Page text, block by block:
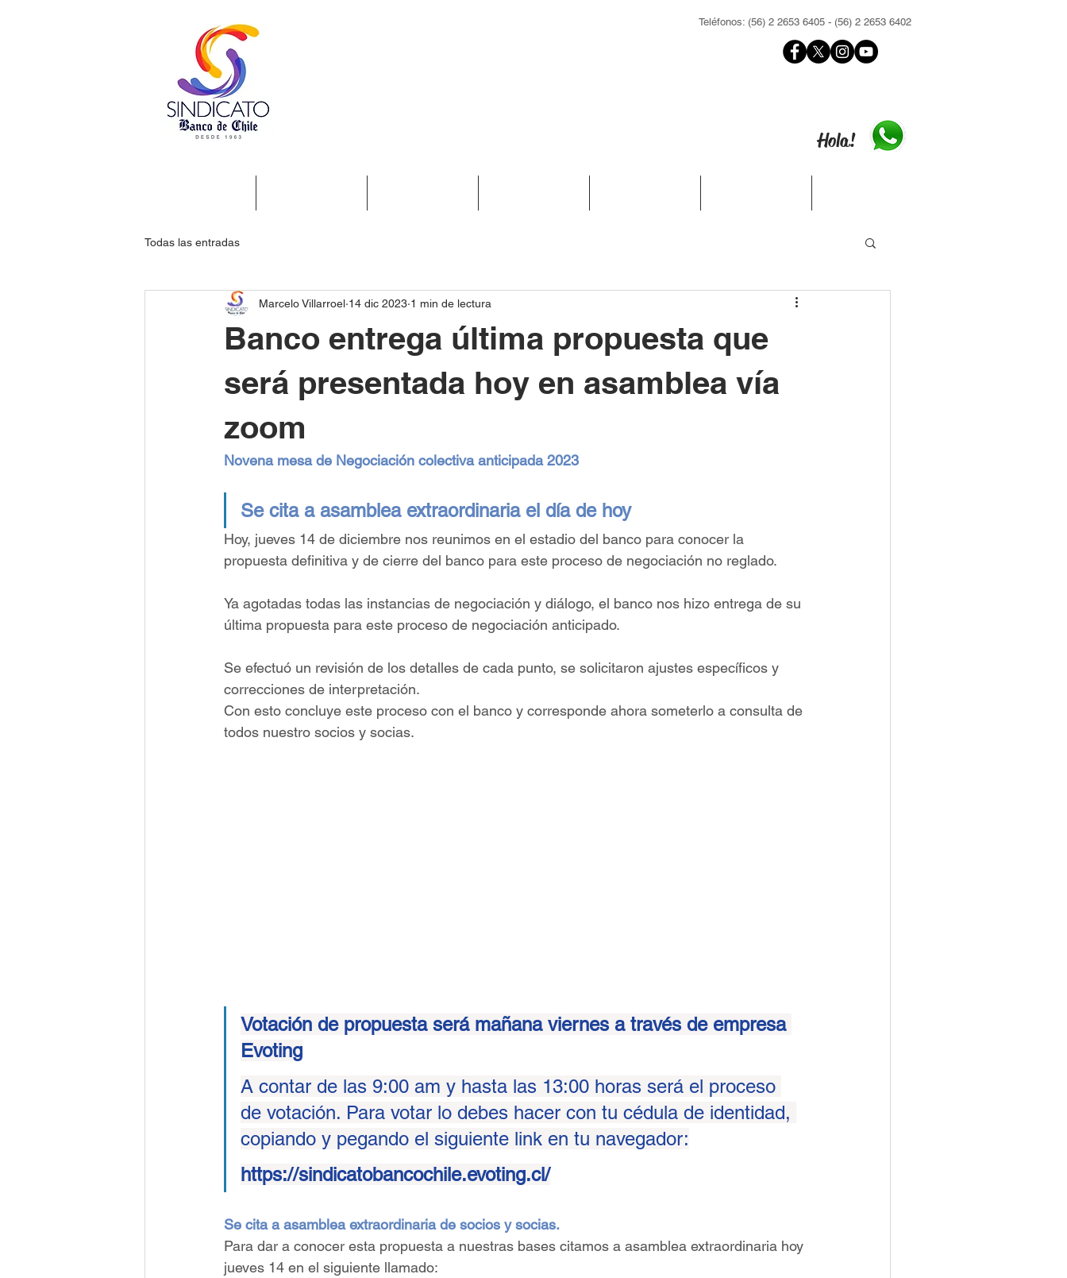
Teléfonos: (56) 2 2653 6405 - (56) 2 2653 6402
Hola!
Todas las entradas
Banco entrega última propuesta que
será presentada hoy en asamblea vía
zoom
Marcelo Villarroel 14 dic 2023 1 min de lectura
Novena mesa de Negociación colectiva anticipada 2023
Se cita a asamblea extraordinaria el día de hoy
Hoy, jueves 14 de diciembre nos reunimos en el estadio del banco para conocer la
propuesta definitiva y de cierre del banco para este proceso de negociación no reglado.
Ya agotadas todas las instancias de negociación y diálogo, el banco nos hizo entrega de su
última propuesta para este proceso de negociación anticipado.
Se efectuó un revisión de los detalles de cada punto, se solicitaron ajustes específicos y
correcciones de interpretación.
Con esto concluye este proceso con el banco y corresponde ahora someterlo a consulta de
todos nuestro socios y socias.
Votación de propuesta será mañana viernes a través de empresa
Evoting
A contar de las 9:00 am y hasta las 13:00 horas será el proceso
de votación. Para votar lo debes hacer con tu cédula de identidad,
copiando y pegando el siguiente link en tu navegador:
https://sindicatobancochile.evoting.cl﻿/
Se cita a asamblea extraordinaria de socios y socias.
Para dar a conocer esta propuesta a nuestras bases citamos a asamblea extraordinaria hoy
jueves 14 en el siguiente llamado: